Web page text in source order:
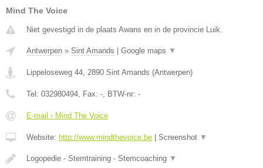
Mind The Voice
Niet gevestigd in de plaats Awans en in de provincie Luik.
Antwerpen » Sint Amands Google maps ▼
Lippeloseweg 44 2890 Sint Amands (Antwerpen)
Tel: 032980494 , Fax: - , BTW-nr: -
E-mail › Mind The Voice
Website: http://www.mindthevoice.be Screenshot ▼
Logopedie - Stemtraining - Stemcoaching ▼